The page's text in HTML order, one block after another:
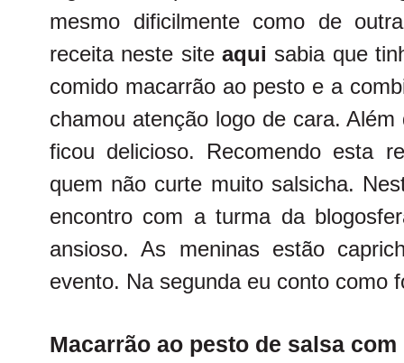
mesmo dificilmente como de
receita neste siteaqui sabia que
comido macarrão ao pesto e a
chamou atenção logo de cara.
ficou delicioso. Recomendo esta
quem não curte muito salsicha.
encontro com a turma da
ansioso. As meninas estão
evento. Na segunda eu conto como
Macarrão ao pesto de salsa